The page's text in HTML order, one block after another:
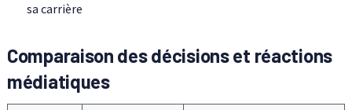
sa carrière
Comparaison des décisions et réactions
médiatiques